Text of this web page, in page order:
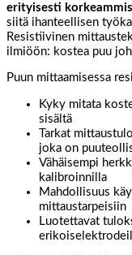
erityisesti
siitä ihanteellisen
Resistiivinen
ilmiöön: kostea puu
Puun mittaamisessa
Kyky mitata
sisältä
Tarkat
joka on
Vähäisempi
kalibroinnilla
Mahdollisuus
mittaustarpeisiin
Luotettavat